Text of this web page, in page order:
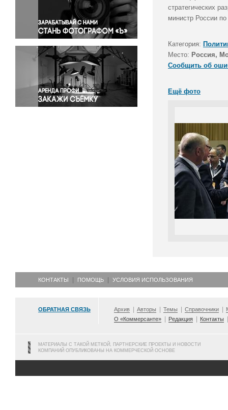
Правосудие
Происшествия и конфликты
Религия
Светская жизнь
Спорт
Экология
Экономика и бизнес
стратегических
министр России
Категория:
Место: Россия,
Сообщить об
Ещё фото
КОНТАКТЫ ПОМОЩЬ УСЛОВИЯ ИСПОЛЬЗОВАНИЯ
ОБРАТНАЯ СВЯЗЬ Архив Авторы Темы Справочники
О «Коммерсанте»
Редакция Контакты
МАТЕРИАЛЫ С ТАКОЙ МЕТКОЙ, ПАРТНЕРСКИЕ ПРОЕКТЫ И НОВОСТИ
КОМПАНИЙ ОПУБЛИКОВАНЫ НА КОММЕРЧЕСКОЙ ОСНОВЕ